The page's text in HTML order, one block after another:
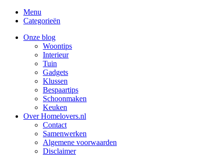
Menu
Categorieën
Onze blog
Woontips
Interieur
Tuin
Gadgets
Klussen
Bespaartips
Schoonmaken
Keuken
Over Homelovers.nl
Contact
Samenwerken
Algemene voorwaarden
Disclaimer